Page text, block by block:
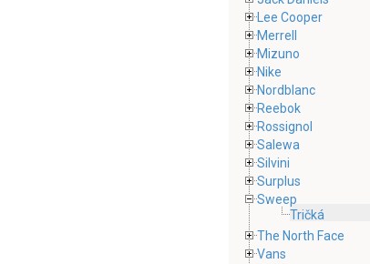
Lee Cooper
Merrell
Mizuno
Nike
Nordblanc
Reebok
Rossignol
Salewa
Silvini
Surplus
Sweep
Tričká
The North Face
Vans